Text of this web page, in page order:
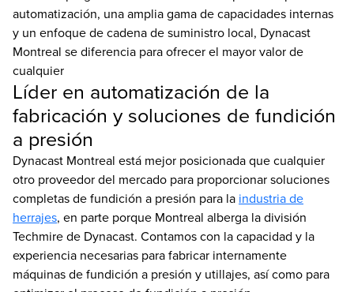
automatización, una amplia gama de capacidades internas
y un enfoque de cadena de suministro local, Dynacast
Montreal se diferencia para ofrecer el mayor valor de
cualquier
Líder en automatización de la
fabricación y soluciones de fundición
a presión
Dynacast Montreal está mejor posicionada que cualquier
otro proveedor del mercado para proporcionar soluciones
completas de fundición a presión para la industria de
herrajes, en parte porque Montreal alberga la división
Techmire de Dynacast. Contamos con la capacidad y la
experiencia necesarias para fabricar internamente
máquinas de fundición a presión y utillajes, así como para